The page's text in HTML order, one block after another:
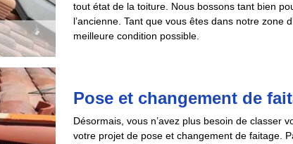
tout état de la toiture. Nous bossons tant bien
l’ancienne. Tant que vous êtes dans notre zone
meilleure condition possible.
Pose et changement de
Désormais, vous n’avez plus besoin de classer
votre projet de pose et changement de faitage.